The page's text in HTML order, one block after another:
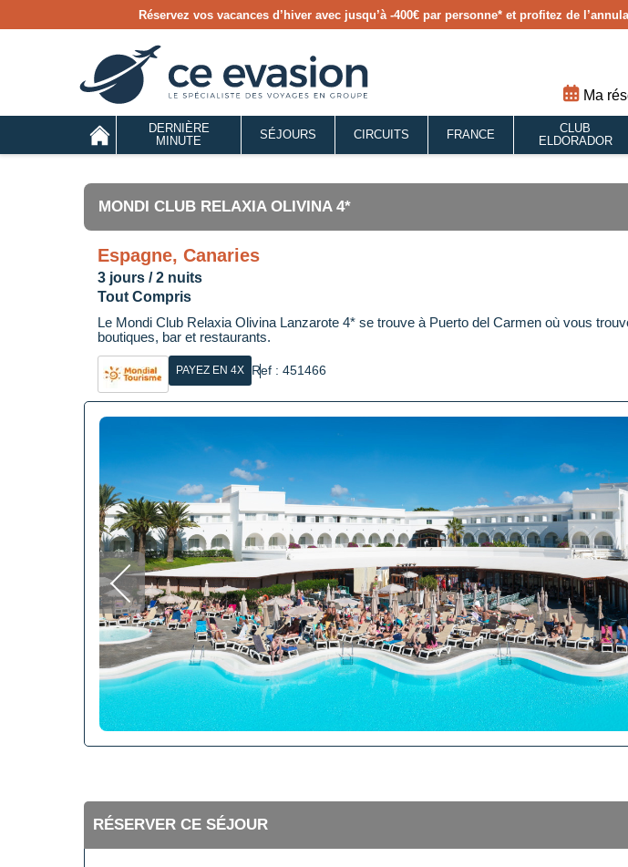
Réservez vos vacances d’hiver avec jusqu’à -400€ par personne* et profitez de
Ma
DERNIÈRE
MINUTE
SÉJOURS CIRCUITS FRANCE
CLUB
ELDORADOR
MONDI CLUB RELAXIA OLIVINA 4*
Espagne, Canaries
3 jours / 2 nuits
Tout Compris
Le Mondi Club Relaxia Olivina Lanzarote 4* se trouve à Puerto del Carmen où vous
boutiques, bar et restaurants.
PAYEZ EN 4X Ref : 451466
RÉSERVER CE SÉJOUR